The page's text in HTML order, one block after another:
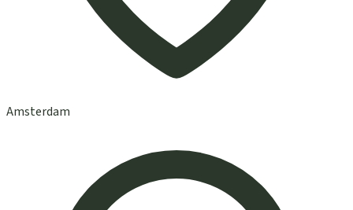
Amsterdam